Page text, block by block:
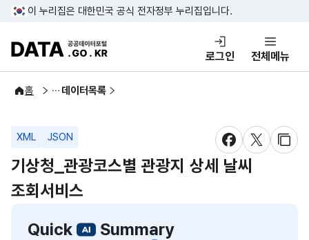
콘텐츠 바로가기
푸터 바로가기
이 누리집은 대한민국 공식 전자정부 누리집입니다.
DATA.GO.KR 공공데이터포털
로그인 전체메뉴
홈
공공데이터 데이터목록
XML JSON
새창 열림새창 열림
새창
기상청_관광코스별 관광지 상세 날씨
조회서비스
Quick
Summary